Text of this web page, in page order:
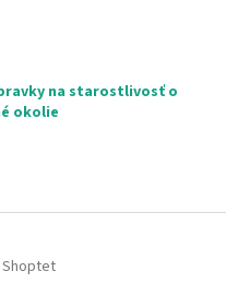
na starostlivosť o
okolie